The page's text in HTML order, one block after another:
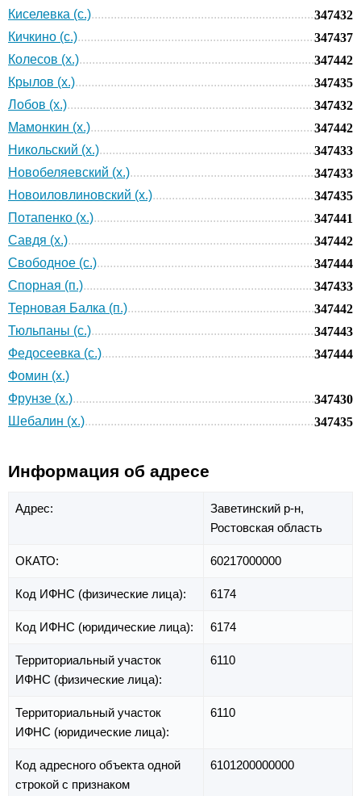
Киселевка (с.)
347432
Кичкино (с.)
347437
Колесов (х.)
347442
Крылов (х.)
347435
Лобов (х.)
347432
Мамонкин (х.)
347442
Никольский (х.)
347433
Новобеляевский (х.)
347433
Новоиловлиновский (х.)
347435
Потапенко (х.)
347441
Савдя (х.)
347442
Свободное (с.)
347444
Спорная (п.)
347433
Терновая Балка (п.)
347442
Тюльпаны (с.)
347443
Федосеевка (с.)
347444
Фомин (х.)
Фрунзе (х.)
347430
Шебалин (х.)
347435
Информация об адресе
Адрес:
Заветинский р-н,
Ростовская область
ОКАТО: 60217000000
Код ИФНС (физические лица): 6174
Код ИФНС (юридические лица): 6174
Территориальный участок
ИФНС (физические лица):
6110
Территориальный участок
ИФНС (юридические лица):
6110
Код адресного объекта одной
строкой с признаком
6101200000000